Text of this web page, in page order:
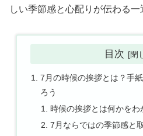
しい季節感と心配りが伝わる一
目次
7月の時候の挨拶とは？手
ろう
時候の挨拶とは何かをわ
7月ならではの季節感と